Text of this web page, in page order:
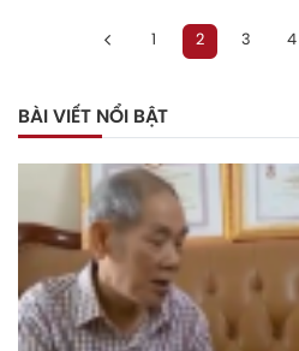
2 3 4
BÀI VIẾT NỔI BẬT